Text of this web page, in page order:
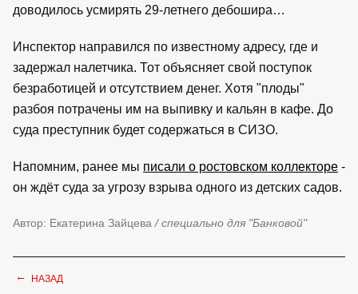
доводилось усмирять 29-летнего дебошира…
Инспектор направился по известному адресу, где и
задержал налетчика. Тот объясняет свой поступок
безработицей и отсутствием денег. Хотя "плоды"
разбоя потрачены им на выпивку и кальян в кафе. До
суда преступник будет содержаться в СИЗО.
Напомним, ранее мы писали о ростовском коллекторе -
он ждёт суда за угрозу взрыва одного из детских садов.
Автор: Екатерина Зайцева / специально для "Банковой"
← НАЗАД